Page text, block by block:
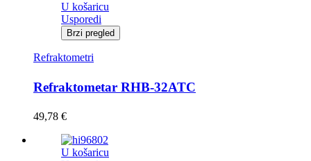
U košaricu
Usporedi
Brzi pregled
Refraktometri
Refraktometar RHB-32ATC
49,78 €
U košaricu